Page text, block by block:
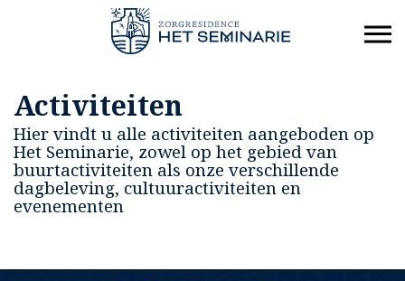
Activiteiten
Hier vindt u alle activiteiten aangeboden op
Het Seminarie, zowel op het gebied van
buurtactiviteiten als onze verschillende
dagbeleving, cultuuractiviteiten en
evenementen